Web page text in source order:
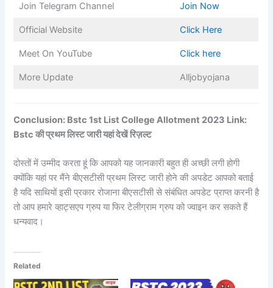
Join Telegram Channel Join Now
Official Website Click Here
Meet On YouTube Click here
More Update Alljobyojana
Conclusion: Bstc 1st List College Allotment 2023 Link:
Bstc की प्रथम लिस्ट जारी यहां देखें रिज़ल्ट
दोस्तों में उम्मीद करता हूं कि आपको यह जानकारी बहुत ही अच्छी लगी होगी
क्योंकि यहां पर मैंने बीएसटीसी प्रथम लिस्ट जारी होने की अपडेट आपको बताई
है यदि साथियों इसी प्रकार रोजाना बीएसटीसी से संबंधित अपडेट प्राप्त करनी है
तो आप हमारे व्हाट्सएप ग्रुप या फिर टेलीग्राम ग्रुप को ज्वाइन कर सकते हैं
धन्यवाद।
Related